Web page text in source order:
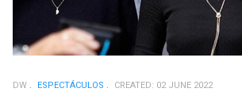
DW ESPECTÁCULOS CREATED: 02 JUNE 2022